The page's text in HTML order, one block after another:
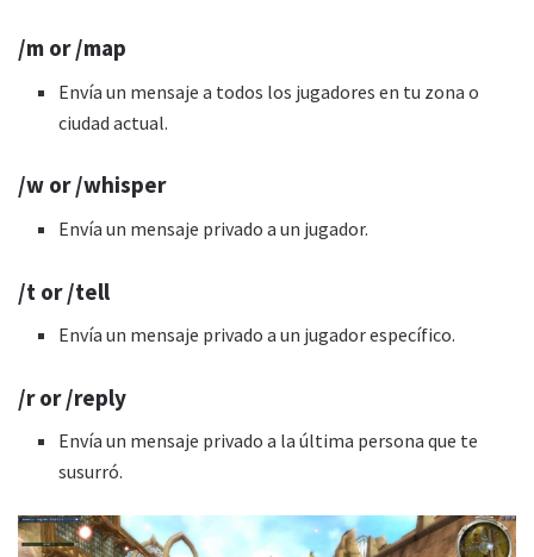
/m or /map
Envía un mensaje a todos los jugadores en tu zona o
ciudad actual.
/w or /whisper
Envía un mensaje privado a un jugador.
/t or /tell
Envía un mensaje privado a un jugador específico.
/r or /reply
Envía un mensaje privado a la última persona que te
susurró.